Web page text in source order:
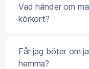
Vad händer om
körkort?
Får jag böter om
hemma?